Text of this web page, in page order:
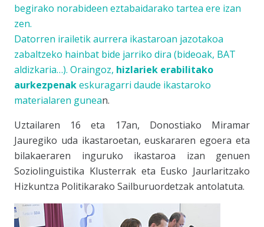
begirako norabideen eztabaidarako tartea ere izan
zen.
Datorren irailetik aurrera ikastaroan jazotakoa
zabaltzeko hainbat bide jarriko dira (bideoak, BAT
aldizkaria…). Oraingoz, hizlariek erabilitako
aurkezpenakeskuragarri daude ikastaroko
materialaren gunean.
Uztailaren 16 eta 17an, Donostiako Miramar
Jauregiko uda ikastaroetan, euskararen egoera eta
bilakaeraren inguruko ikastaroa izan genuen
Soziolinguistika Klusterrak eta Eusko Jaurlaritzako
Hizkuntza Politikarako Sailburuordetzak antolatuta.